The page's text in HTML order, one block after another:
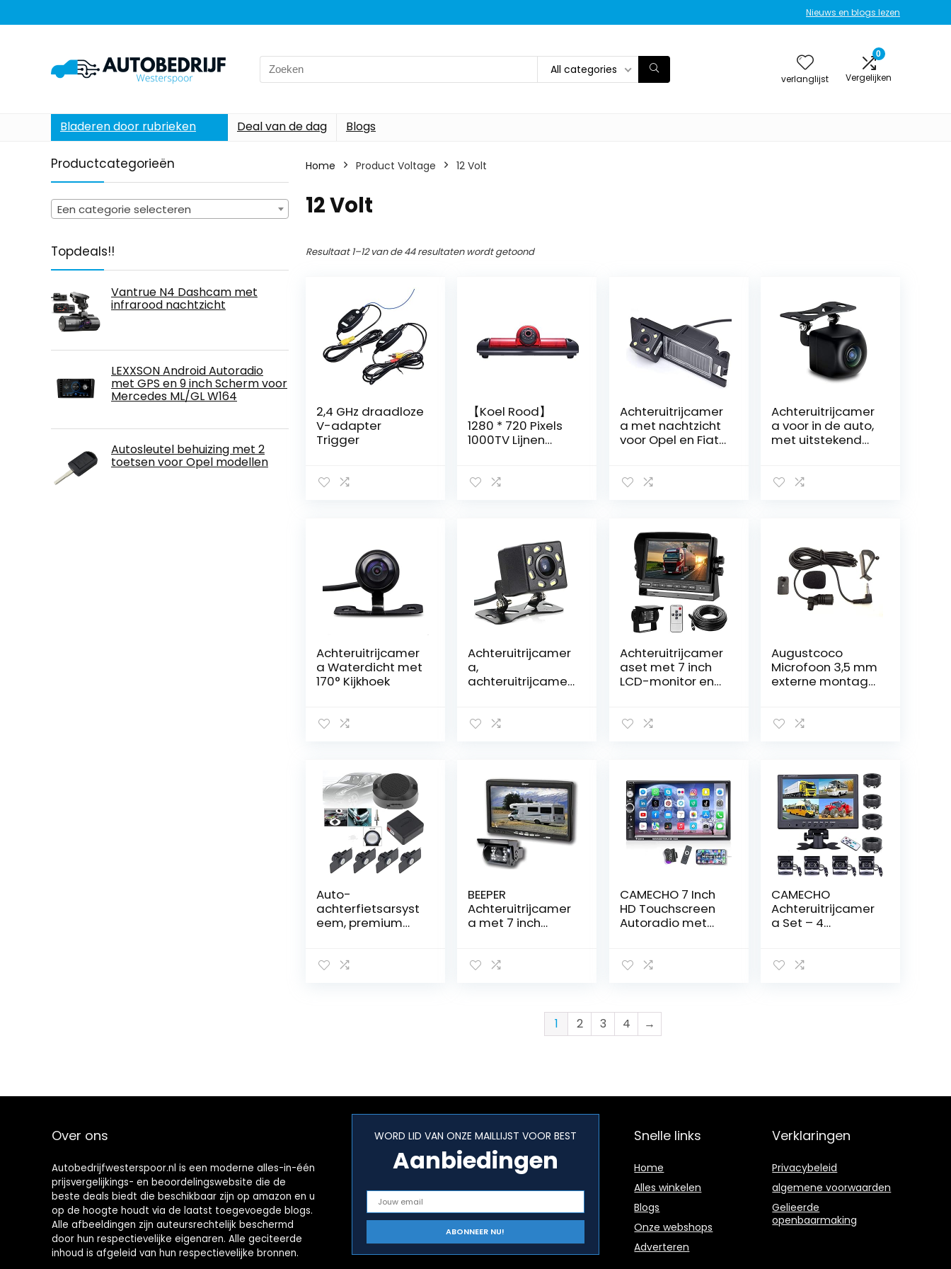
Nieuws en blogs lezen
Search
for:
All categories
verlanglijst
0
Vergelijken
Bladeren door rubrieken Deal van de dag Blogs
Productcategorieën
Een categorie selecteren
Topdeals!!
Vantrue N4 Dashcam met
infrarood nachtzicht
LEXXSON Android Autoradio
met GPS en 9 inch Scherm voor
Mercedes ML/GL W164
Autosleutel behuizing met 2
toetsen voor Opel modellen
Home Product Voltage ‎12 Volt
‎12 Volt
Resultaat 1–12 van de 44 resultaten wordt getoond
2,4 GHz draadloze
V-adapter
Trigger
【Koel Rood】
1280 * 720 Pixels
1000TV Lijnen
Remlicht
X250/Peugeot
Boxter III AVIS
AVS325CPR/Citro
Jumper/Dodge
Achteruitrijcamer
a met nachtzicht
voor Opel en Fiat
Achteruitrijcamer
a voor in de auto,
met uitstekend
achteruitrijcamer
bestelwagens,
RVs, 12 V
Achteruitrijcamer
a Waterdicht met
170° Kijkhoek
Achteruitrijcamer
a,
achteruitrijcamer
nachtzicht, 170 °
personenauto/vr
achtwagens/UV/
RV/Pickup/Vans
kentekenplaatho
uder
Achteruitrijcamer
aset met 7 inch
LCD-monitor en
a, IP68
aanhanger, bus,
bestelwagen,
landbouw, zwaar
transport (12-24
volt)
Augustcoco
Microfoon 3,5 mm
externe montage
hoofdeenheid
Auto-
achterfietsarsyst
eem, premium
auto-
BEEPER
Achteruitrijcamer
a met 7 inch
CAMECHO 7 Inch
HD Touchscreen
Autoradio met
Functie
CAMECHO
Achteruitrijcamer
a Set – 4
inch Monitor
1 2 3 4 →
Over ons
Autobedrijfwesterspoor.nl is een moderne alles-in-één
prijsvergelijkings- en beoordelingswebsite die de
beste deals biedt die beschikbaar zijn op amazon en u
op de hoogte houdt via de laatst toegevoegde blogs.
Alle afbeeldingen zijn auteursrechtelijk beschermd
door hun respectievelijke eigenaren. Alle geciteerde
inhoud is afgeleid van hun respectievelijke bronnen.
WORD LID VAN ONZE MAILLIJST VOOR BEST
Aanbiedingen
Snelle links
Home
Alles winkelen
Blogs
Onze webshops
Adverteren
Verklaringen
Privacybeleid
algemene voorwaarden
Gelieerde
openbaarmaking